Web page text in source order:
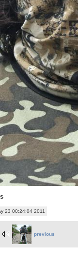
23 00:24:04 2011
previous